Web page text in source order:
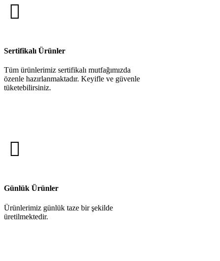
Sertifikalı Ürünler
Tüm ürünlerimiz sertifikalı mutfağımızda
özenle hazırlanmaktadır. Keyifle ve güvenle
tüketebilirsiniz.
Günlük Ürünler
Ürünlerimiz günlük taze bir şekilde
üretilmektedir.